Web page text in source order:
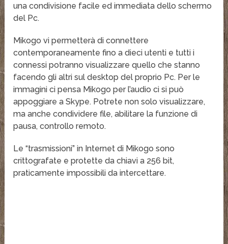
una condivisione facile ed immediata dello schermo
del Pc.
Mikogo vi permetterà di connettere
contemporaneamente fino a dieci utenti e tutti i
connessi potranno visualizzare quello che stanno
facendo gli altri sul desktop del proprio Pc. Per le
immagini ci pensa Mikogo per l’audio ci si può
appoggiare a Skype. Potrete non solo visualizzare,
ma anche condividere file, abilitare la funzione di
pausa, controllo remoto.
Le “trasmissioni” in Internet di Mikogo sono
crittografate e protette da chiavi a 256 bit,
praticamente impossibili da intercettare.